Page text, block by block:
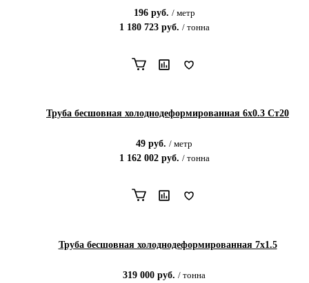
196руб. / метр
1 180 723руб. / тонна
Труба бесшовная холоднодеформированная 6х0.3 Ст20
49 руб. / метр
1 162 002руб. / тонна
Труба бесшовная холоднодеформированная 7x1.5
319 000 руб. / тонна